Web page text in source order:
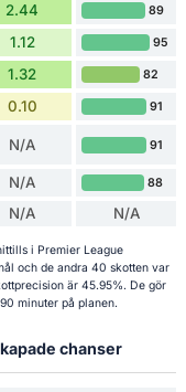
2.44 89
1.12 95
1.32 82
0.10 91
N/A 91
N/A 88
N/A N/A
i Premier League
och de andra 40 skotten var
är 45.95%. De gör
minuter på planen.
chanser